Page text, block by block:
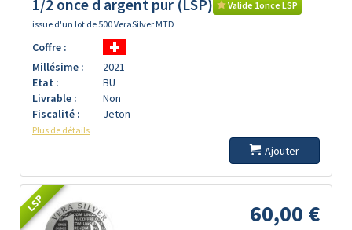
1/2 once d argent pur (LSP)
Valide 1once LSP
issue d'un lot de 500 VeraSilver MTD
Coffre :
Millésime :
2021
Etat :
BU
Livrable :
Non
Fiscalité :
Jeton
Plus de détails
Ajouter
LSP 60,00 €